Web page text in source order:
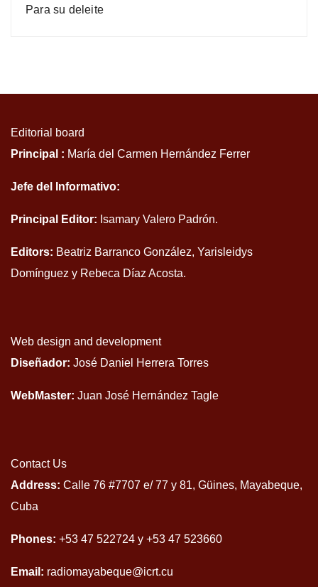
Para su deleite
Editorial board
Principal : María del Carmen Hernández Ferrer
Jefe del Informativo:
Principal Editor: Isamary Valero Padrón.
Editors: Beatriz Barranco González, Yarisleidys
Domínguez y Rebeca Díaz Acosta.
Web design and development
Diseñador: José Daniel Herrera Torres
WebMaster: Juan José Hernández Tagle
Contact Us
Address: Calle 76 #7707 e/ 77 y 81, Güines, Mayabeque,
Cuba
Phones: +53 47 522724 y +53 47 523660
Email: radiomayabeque@icrt.cu